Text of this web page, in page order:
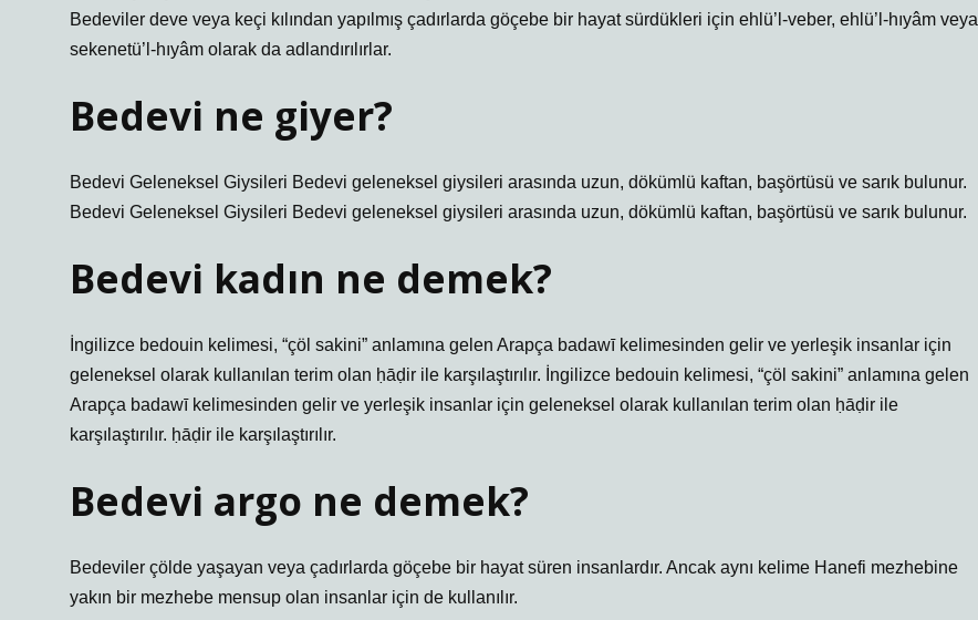
Bedeviler deve veya keçi kılından yapılmış çadırlarda göçebe bir hayat sürdükleri için ehlü’l-veber, ehlü’l-hıyâm veya
sekenetü’l-hıyâm olarak da adlandırılırlar.
Bedevi ne giyer?
Bedevi Geleneksel Giysileri Bedevi geleneksel giysileri arasında uzun, dökümlü kaftan, başörtüsü ve sarık bulunur.
Bedevi Geleneksel Giysileri Bedevi geleneksel giysileri arasında uzun, dökümlü kaftan, başörtüsü ve sarık bulunur.
Bedevi kadın ne demek?
İngilizce bedouin kelimesi, “çöl sakini” anlamına gelen Arapça badawī kelimesinden gelir ve yerleşik insanlar için
geleneksel olarak kullanılan terim olan ḥāḍir ile karşılaştırılır. İngilizce bedouin kelimesi, “çöl sakini” anlamına gelen
Arapça badawī kelimesinden gelir ve yerleşik insanlar için geleneksel olarak kullanılan terim olan ḥāḍir ile
karşılaştırılır. ḥāḍir ile karşılaştırılır.
Bedevi argo ne demek?
Bedeviler çölde yaşayan veya çadırlarda göçebe bir hayat süren insanlardır. Ancak aynı kelime Hanefi mezhebine
yakın bir mezhebe mensup olan insanlar için de kullanılır.